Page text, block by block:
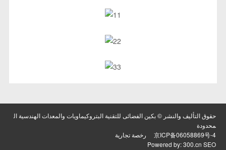
حقوق التأليف والنشر © بكين الفضائى للتقنية البتروكيماويات والمعدات الهندسية ال
محدودة
京ICP备06058869号-4
رخصة تجارية
Powered by:300.cn SEO